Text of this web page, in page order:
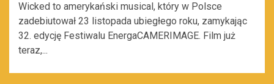
Wicked to amerykański musical, który w Polsce
zadebiutował 23 listopada ubiegłego roku, zamykając
32. edycję Festiwalu EnergaCAMERIMAGE. Film już
teraz,...